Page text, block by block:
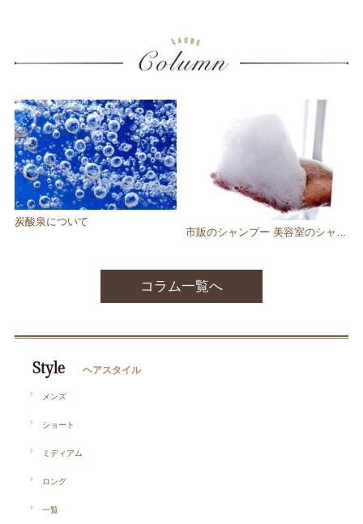
炭酸泉について
市販のシャンプー 美容室のシャンプーどれを使ったらいいのかわからない！
コラム一覧へ
Style ヘアスタイル
メンズ
ショート
ミディアム
ロング
一覧